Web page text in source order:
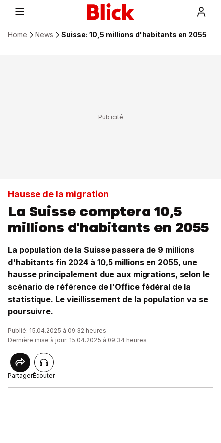
Home News Suisse: 10,5 millions d'habitants en 2055
Hausse de la migration
La Suisse comptera 10,5
millions d'habitants en 2055
La population de la Suisse passera de 9 millions
d'habitants fin 2024 à 10,5 millions en 2055, une
hausse principalement due aux migrations, selon le
scénario de référence de l'Office fédéral de la
statistique. Le vieillissement de la population va se
poursuivre.
Publié: 15.04.2025 à 09:32 heures
Dernière mise à jour: 15.04.2025 à 09:34 heures
PartagerÉcouter